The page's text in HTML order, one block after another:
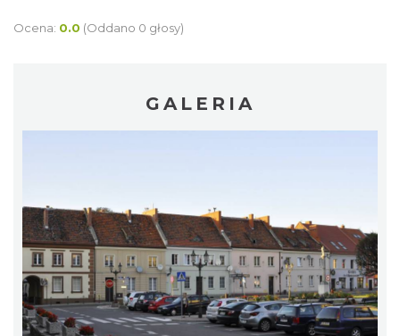
Ocena: 0.0 (Oddano 0 głosy)
GALERIA